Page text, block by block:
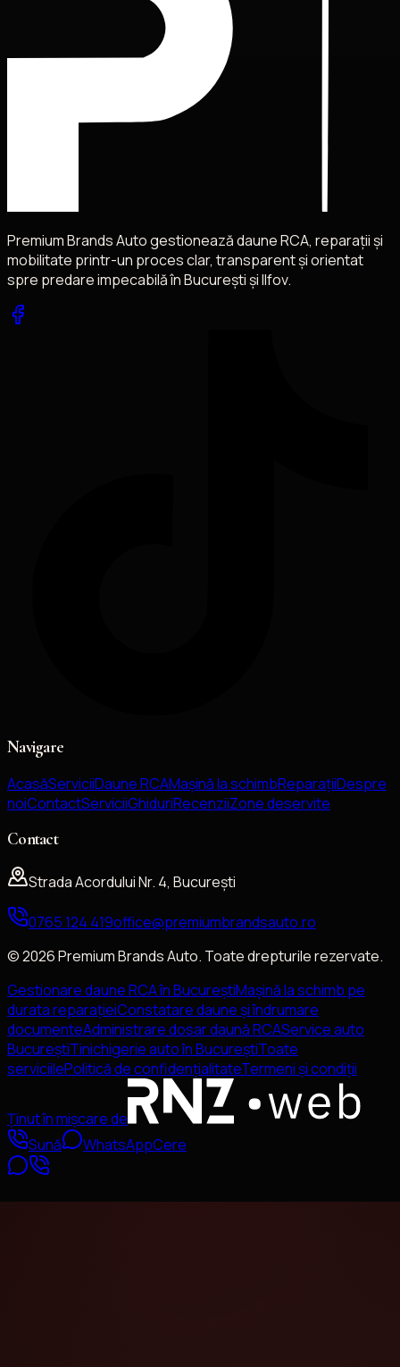
Premium Brands Auto gestionează daune RCA, reparații și
mobilitate printr-un proces clar, transparent și orientat
spre predare impecabilă în București și Ilfov.
Navigare
AcasăServiciiDaune RCAMașină la schimbReparațiiDespre
noiContactServiciiGhiduriRecenziiZone deservite
Contact
Strada Acordului Nr. 4, București
0765 124 419office@premiumbrandsauto.ro
©2026Premium Brands Auto. Toate drepturile rezervate.
Gestionare daune RCA în BucureștiMașină la schimb pe
durata reparațieiConstatare daune și îndrumare
documenteAdministrare dosar daună RCAService auto
BucureștiTinichigerie auto în BucureștiToate
serviciilePolitică de confidențialitateTermeni și condiții
Ținut în mișcare de
Sună
WhatsAppCere